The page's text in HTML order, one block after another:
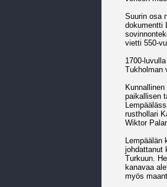
Suurin osa
dokumentti
vietti 550-
1700-
Tukholman
paikallisen
rusthollari
Wiktor
Lempäälän
johdattanut
Turkuun.
kanavaa
myös